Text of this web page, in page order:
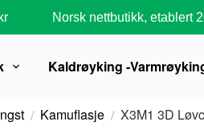
Norsk nettbutikk, etablert
Kaldrøyking -
Kamuflasje X3M1 3D